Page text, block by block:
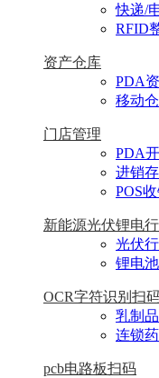
快递/
RFID
资产仓库
PDA
移动
门店管理
PDA
进销
POS
新能源光伏锂电
光伏
锂电
OCR字符识别扫
乳制
连锁
pcb电路板扫码